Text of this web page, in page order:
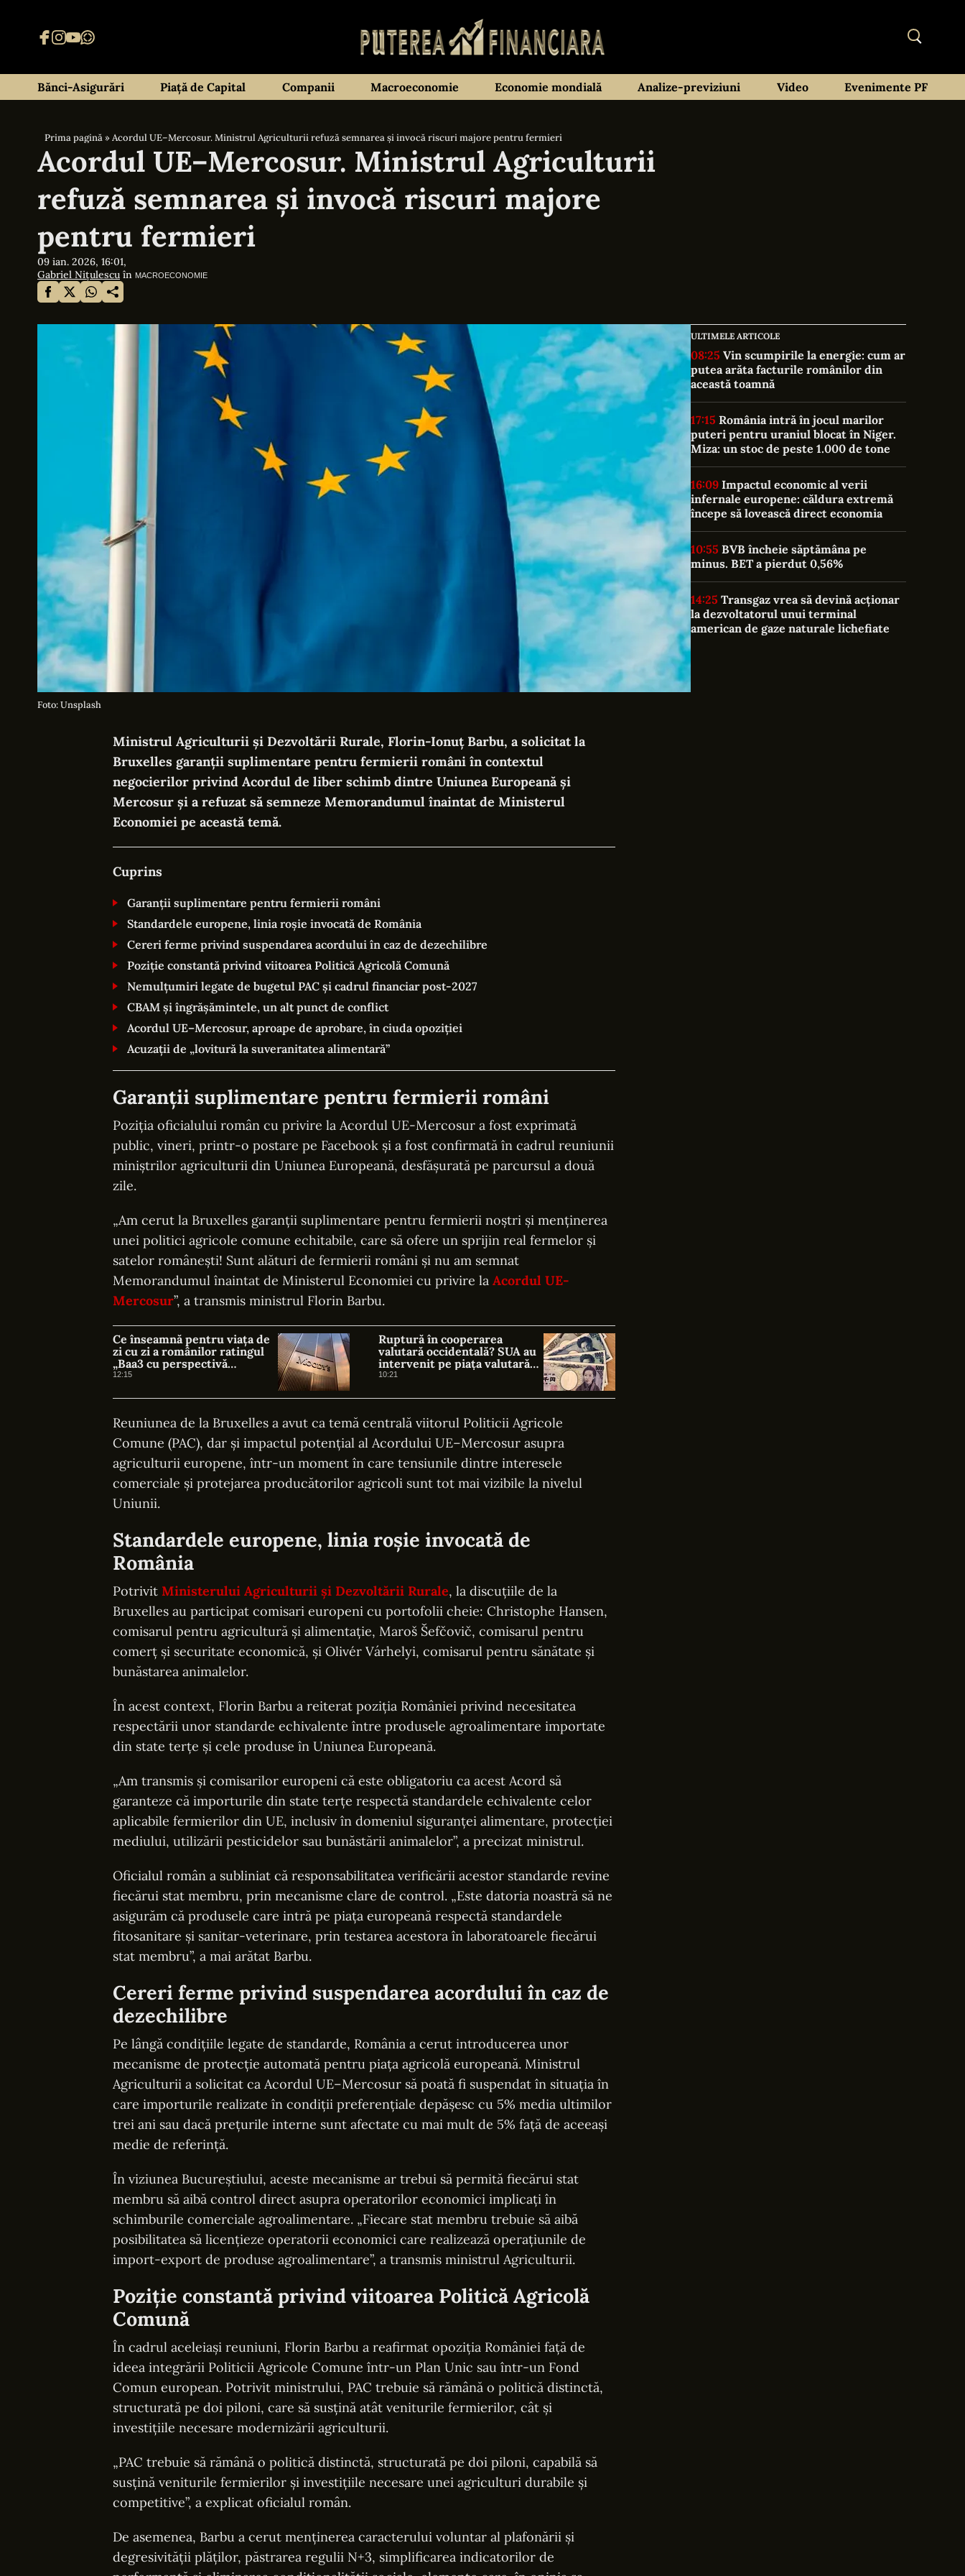
Bănci-Asigurări Piață de Capital Companii Macroeconomie Economie mondială Analize-previziuni Video Evenimente PF
Prima pagină»Acordul UE–Mercosur. Ministrul Agriculturii refuză semnarea și invocă riscuri majore pentru fermieri
Acordul UE–Mercosur. Ministrul Agriculturii
refuză semnarea și invocă riscuri majore
pentru fermieri
09 ian. 2026, 16:01,
Gabriel Nițulescu în MACROECONOMIE
Foto: Unsplash
Ministrul Agriculturii și Dezvoltării Rurale, Florin-Ionuț Barbu, a solicitat la
Bruxelles garanții suplimentare pentru fermierii români în contextul
negocierilor privind Acordul de liber schimb dintre Uniunea Europeană și
Mercosur și a refuzat să semneze Memorandumul înaintat de Ministerul
Economiei pe această temă.
Cuprins
Garanții suplimentare pentru fermierii români
Standardele europene, linia roșie invocată de România
Cereri ferme privind suspendarea acordului în caz de dezechilibre
Poziție constantă privind viitoarea Politică Agricolă Comună
Nemulțumiri legate de bugetul PAC și cadrul financiar post-2027
CBAM și îngrășămintele, un alt punct de conflict
Acordul UE–Mercosur, aproape de aprobare, în ciuda opoziției
Acuzații de „lovitură la suveranitatea alimentară”
Garanții suplimentare pentru fermierii români
Poziția oficialului român cu privire la Acordul UE-Mercosur a fost exprimată
public, vineri, printr-o postare pe Facebook și a fost confirmată în cadrul reuniunii
miniștrilor agriculturii din Uniunea Europeană, desfășurată pe parcursul a două
zile.
„Am cerut la Bruxelles garanții suplimentare pentru fermierii noștri și menținerea
unei politici agricole comune echitabile, care să ofere un sprijin real fermelor și
satelor românești! Sunt alături de fermierii români și nu am semnat
Memorandumul înaintat de Ministerul Economiei cu privire la Acordul UE-
Mercosur”, a transmis ministrul Florin Barbu.
Ce înseamnă pentru viața de
zi cu zi a românilor ratingul
„Baa3 cu perspectivă
negativă” acordat de agențiile
12:15
Ruptură în cooperarea
valutară occidentală? SUA au
intervenit pe piața valutară
fără să consulte BCE
10:21
Reuniunea de la Bruxelles a avut ca temă centrală viitorul Politicii Agricole
Comune (PAC), dar și impactul potențial al Acordului UE–Mercosur asupra
agriculturii europene, într-un moment în care tensiunile dintre interesele
comerciale și protejarea producătorilor agricoli sunt tot mai vizibile la nivelul
Uniunii.
Standardele europene, linia roșie invocată de
România
Potrivit Ministerului Agriculturii și Dezvoltării Rurale, la discuțiile de la
Bruxelles au participat comisari europeni cu portofolii cheie: Christophe Hansen,
comisarul pentru agricultură și alimentație, Maroš Šefčovič, comisarul pentru
comerț și securitate economică, și Olivér Várhelyi, comisarul pentru sănătate și
bunăstarea animalelor.
În acest context, Florin Barbu a reiterat poziția României privind necesitatea
respectării unor standarde echivalente între produsele agroalimentare importate
din state terțe și cele produse în Uniunea Europeană.
„Am transmis și comisarilor europeni că este obligatoriu ca acest Acord să
garanteze că importurile din state terțe respectă standardele echivalente celor
aplicabile fermierilor din UE, inclusiv în domeniul siguranței alimentare, protecției
mediului, utilizării pesticidelor sau bunăstării animalelor”, a precizat ministrul.
Oficialul român a subliniat că responsabilitatea verificării acestor standarde revine
fiecărui stat membru, prin mecanisme clare de control. „Este datoria noastră să ne
asigurăm că produsele care intră pe piața europeană respectă standardele
fitosanitare și sanitar-veterinare, prin testarea acestora în laboratoarele fiecărui
stat membru”, a mai arătat Barbu.
Cereri ferme privind suspendarea acordului în caz de
dezechilibre
Pe lângă condițiile legate de standarde, România a cerut introducerea unor
mecanisme de protecție automată pentru piața agricolă europeană. Ministrul
Agriculturii a solicitat ca Acordul UE–Mercosur să poată fi suspendat în situația în
care importurile realizate în condiții preferențiale depășesc cu 5% media ultimilor
trei ani sau dacă prețurile interne sunt afectate cu mai mult de 5% față de aceeași
medie de referință.
În viziunea Bucureștiului, aceste mecanisme ar trebui să permită fiecărui stat
membru să aibă control direct asupra operatorilor economici implicați în
schimburile comerciale agroalimentare. „Fiecare stat membru trebuie să aibă
posibilitatea să licențieze operatorii economici care realizează operațiunile de
import-export de produse agroalimentare”, a transmis ministrul Agriculturii.
Poziție constantă privind viitoarea Politică Agricolă
Comună
În cadrul aceleiași reuniuni, Florin Barbu a reafirmat opoziția României față de
ideea integrării Politicii Agricole Comune într-un Plan Unic sau într-un Fond
Comun european. Potrivit ministrului, PAC trebuie să rămână o politică distinctă,
structurată pe doi piloni, care să susțină atât veniturile fermierilor, cât și
investițiile necesare modernizării agriculturii.
„PAC trebuie să rămână o politică distinctă, structurată pe doi piloni, capabilă să
susțină veniturile fermierilor și investițiile necesare unei agriculturi durabile și
competitive”, a explicat oficialul român.
De asemenea, Barbu a cerut menținerea caracterului voluntar al plafonării și
degresivității plăților, păstrarea regulii N+3, simplificarea indicatorilor de
ULTIMELE ARTICOLE
08:25
putea arăta facturile românilor din
această toamnă
17:15
puteri pentru uraniul blocat în Niger.
Miza: un stoc de peste 1.000 de tone
16:09
infernale europene: căldura extremă
începe să lovească direct economia
10:55
minus. BET a pierdut 0,56%
14:25
la dezvoltatorul unui terminal
american de gaze naturale lichefiate